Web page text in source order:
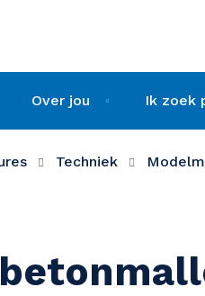
Over jou Ik zoek
Techniek